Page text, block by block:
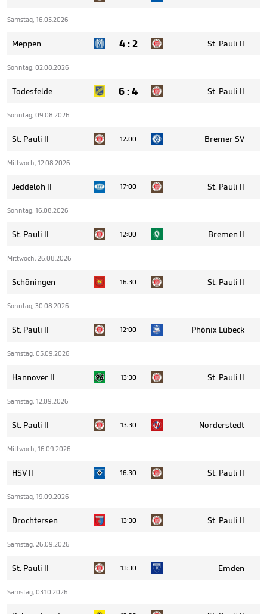
Samstag, 16.05.2026
Meppen 4:2 St. Pauli II
Sonntag, 02.08.2026
Todesfelde 6:4 St. Pauli II
Sonntag, 09.08.2026
St. Pauli II 12:00 Bremer SV
Mittwoch, 12.08.2026
Jeddeloh II 17:00 St. Pauli II
Sonntag, 16.08.2026
St. Pauli II 12:00 Bremen II
Mittwoch, 26.08.2026
Schöningen 16:30 St. Pauli II
Sonntag, 30.08.2026
St. Pauli II 12:00 Phönix Lübeck
Samstag, 05.09.2026
Hannover II 13:30 St. Pauli II
Samstag, 12.09.2026
St. Pauli II 13:30 Norderstedt
Mittwoch, 16.09.2026
HSV II 16:30 St. Pauli II
Samstag, 19.09.2026
Drochtersen 13:30 St. Pauli II
Samstag, 26.09.2026
St. Pauli II 13:30 Emden
Samstag, 03.10.2026